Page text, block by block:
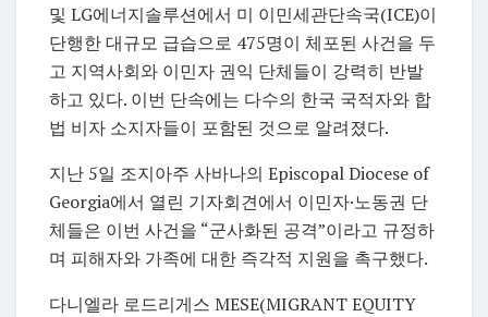
및 LG에너지솔루션에서 미 이민세관단속국(ICE)이
단행한 대규모 급습으로 475명이 체포된 사건을 두
고 지역사회와 이민자 권익 단체들이 강력히 반발
하고 있다. 이번 단속에는 다수의 한국 국적자와 합
법 비자 소지자들이 포함된 것으로 알려졌다.
지난 5일 조지아주 사바나의 Episcopal Diocese of
Georgia에서 열린 기자회견에서 이민자·노동권 단
체들은 이번 사건을 “군사화된 공격”이라고 규정하
며 피해자와 가족에 대한 즉각적 지원을 촉구했다.
다니엘라 로드리게스 MESE(MIGRANT EQUITY